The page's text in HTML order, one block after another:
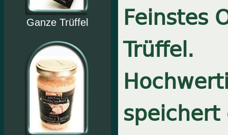
Ganze Trüffel
Feinstes
Trüffel.
speichert